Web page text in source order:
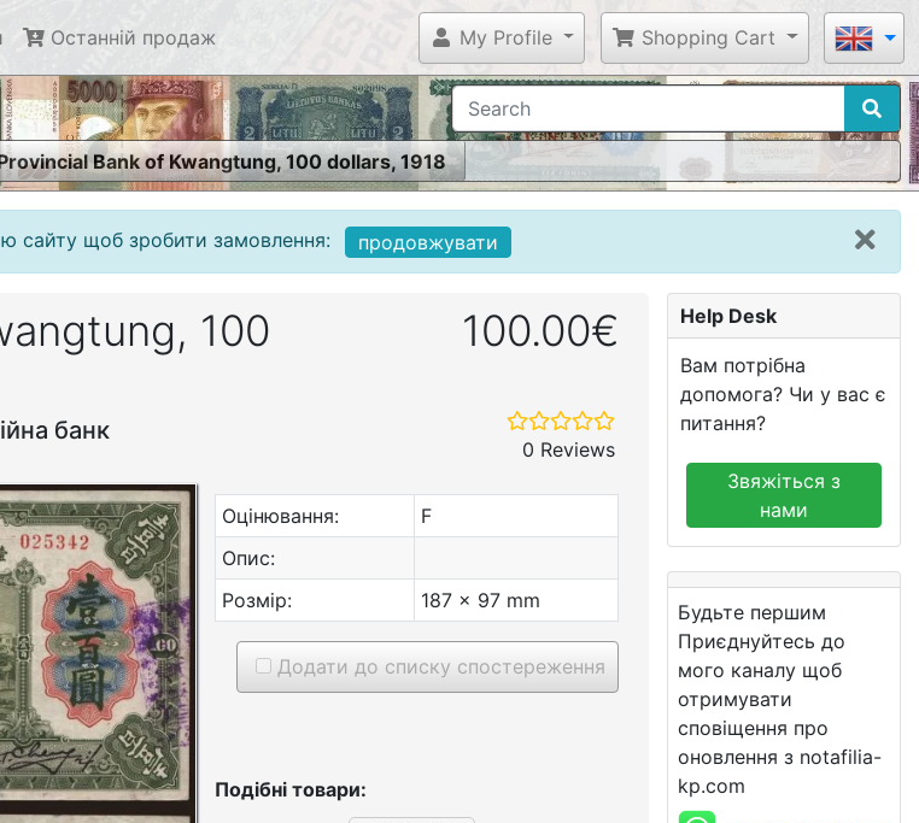
Останній продаж My Profile Shopping Cart
Bank of Kwangtung, 100 dollars, 1918
сайту щоб зробити замовлення: продовжувати
100
банк
100.00€
0 Reviews
Оцінювання:
F
Опис:
Розмір:
187 x 97 mm
Додати до списку спостереження
Подібні товари:
Help Desk
Вам потрібна
допомога? Чи у вас є
питання?
Звяжіться з
нами
Будьте першим
Приєднуйтесь до
мого каналу щоб
отримувати
сповіщення про
оновлення з notafilia-
kp.com